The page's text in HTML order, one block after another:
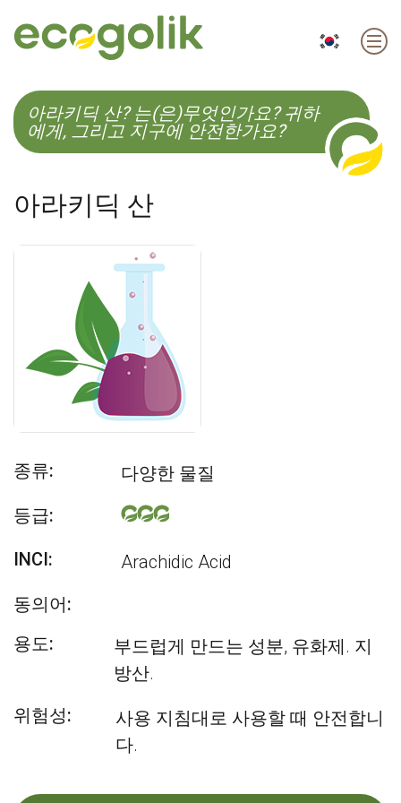
EN ES CS KO
아라키딕 산? 는(은)무엇인가요? 귀하
에게, 그리고 지구에 안전한가요?
아라키딕 산
종류:
다양한 물질
등급:
INCI:
Arachidic Acid
동의어:
용도:
부드럽게 만드는 성분, 유화제. 지
방산.
위험성:
사용 지침대로 사용할 때 안전합니
다.